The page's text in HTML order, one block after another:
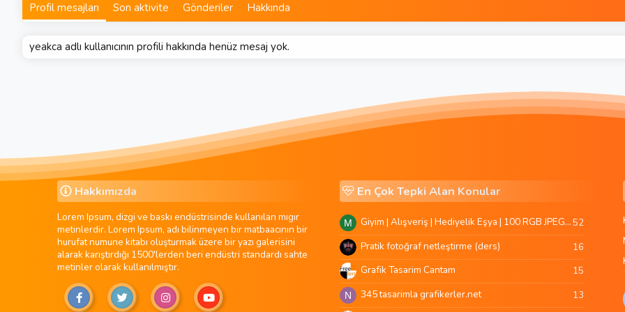
Profil mesajları Son aktivite Gönderiler Hakkında
yeakca adlı kullanıcının profili hakkında henüz mesaj yok.
Hakkımızda
Lorem Ipsum, dizgi ve baskı endüstrisinde kullanılan mıgır
metinlerdir. Lorem Ipsum, adı bilinmeyen bir matbaacının bir
hurufat numune kitabı oluşturmak üzere bir yazı galerisini
alarak karıştırdığı 1500'lerden beri endüstri standardı sahte
metinler olarak kullanılmıştır.
En Çok Tepki Alan Konular
M Giyim | Alışveriş | Hediyelik Eşya | 100 RGB JPEG Images | 5920x4420 Pixels | 501 MB52
Pratik fotoğraf netleştirme (ders) 16
Grafik Tasarim Cantam 15
N 345 tasarimla grafikerler.net 13